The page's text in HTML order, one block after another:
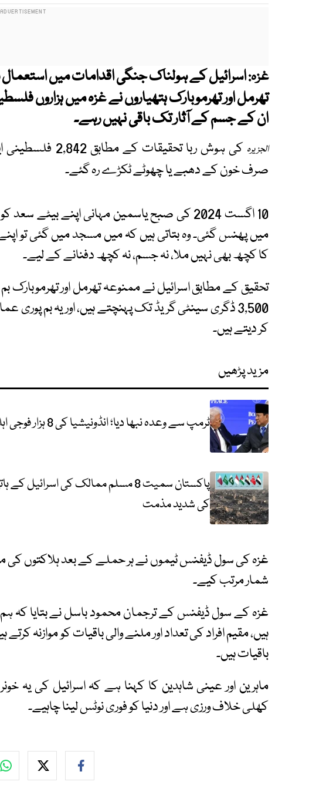
غزہ:اسرائیل کے ہولناک جنگی اقدامات میں
تھرمل اور تھرموبارک ہتھیاروں نے غزہ میں ہزاروں
ان کے جسم کے آثار تک باقی نہیں رہے۔
الجزیرہ
کی ہوش ربا
صرف خون کے دھبے یا چھوٹے ٹکڑے رہ گئے۔
10 اگست 2024 کی صبح یاسمین مہانی اپنے
میں پھنس گئی۔ وہ بتاتی ہیں کہ میں مسجد میں گئی تو
کا کچھ بھی نہیں ملا، نہ جسم، نہ کچھ دفنانے کے لیے۔
تحقیق کے مطابق اسرائیل نے ممنوعہ تھرمل اور
3,500 ڈگری سینٹی گریڈ تک پہنچتے ہیں، اور یہ بم پوری
کر دیتے ہیں۔
مزید پڑھیں
ٹرمپ سے وعدہ نبھا دیا؛ انڈونیشیا کی 8 ہزار فوجی اہلکاروں کو غزہ بھیجنے کی تیاری
پاکستان سمیت 8 مسلم ممالک کی
کی شدید مذمت
غزہ کی سول ڈیفنس ٹیموں نے ہر حملے کے بعد ہلاکتوں کی
شمار مرتب کیے۔
غزہ کے سول ڈیفنس کے ترجمان محمود باسل نے بتایا
ہیں، مقیم افراد کی تعداد اور ملنے والی باقیات کو موازنہ
باقیات ہیں۔
ماہرین اور عینی شاہدین کا کہنا ہے کہ اسرائیل کی یہ
کھلی خلاف ورزی ہے اور دنیا کو فوری نوٹس لینا چاہیے۔